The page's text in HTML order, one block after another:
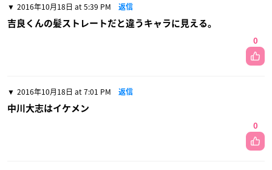
2016年10月18日 at 5:39 PM 返信
吉良くんの髪ストレートだと違うキャラに見える。
0
2016年10月18日 at 7:01 PM 返信
中川大志はイケメン
0